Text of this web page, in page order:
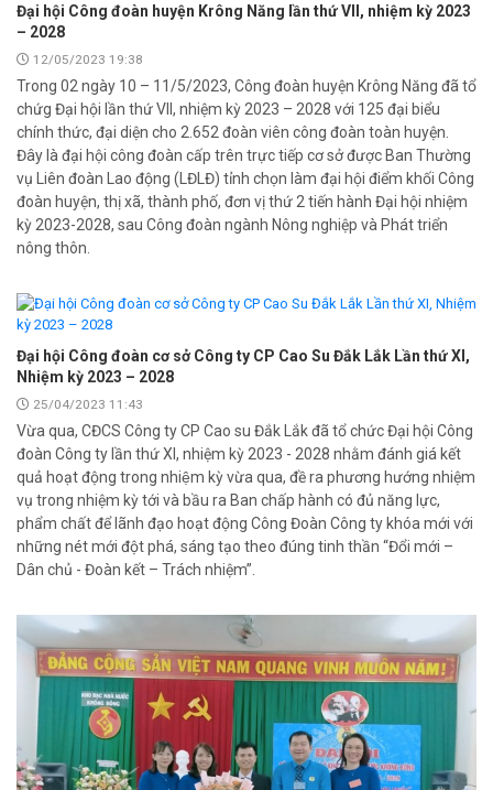
Đại hội Công đoàn huyện Krông Năng lần thứ VII, nhiệm kỳ 2023
– 2028
12/05/2023 19:38
Trong 02 ngày 10 – 11/5/2023, Công đoàn huyện Krông Năng đã tổ
chứg Đại hội lần thứ VII, nhiệm kỳ 2023 – 2028 với 125 đại biểu
chính thức, đại diện cho 2.652 đoàn viên công đoàn toàn huyện.
Đây là đại hội công đoàn cấp trên trực tiếp cơ sở được Ban Thường
vụ Liên đoàn Lao động (LĐLĐ) tỉnh chọn làm đại hội điểm khối Công
đoàn huyện, thị xã, thành phố, đơn vị thứ 2 tiến hành Đại hội nhiệm
kỳ 2023-2028, sau Công đoàn ngành Nông nghiệp và Phát triển
nông thôn.
Đại hội Công đoàn cơ sở Công ty CP Cao Su Đắk Lắk Lần thứ XI,
Nhiệm kỳ 2023 – 2028
25/04/2023 11:43
Vừa qua, CĐCS Công ty CP Cao su Đắk Lắk đã tổ chức Đại hội Công
đoàn Công ty lần thứ XI, nhiệm kỳ 2023 - 2028 nhằm đánh giá kết
quả hoạt động trong nhiệm kỳ vừa qua, đề ra phương hướng nhiệm
vụ trong nhiệm kỳ tới và bầu ra Ban chấp hành có đủ năng lực,
phẩm chất để lãnh đạo hoạt động Công Đoàn Công ty khóa mới với
những nét mới đột phá, sáng tạo theo đúng tinh thần “Đổi mới –
Dân chủ - Đoàn kết – Trách nhiệm”.